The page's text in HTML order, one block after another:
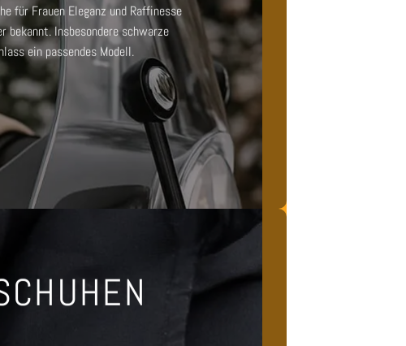
für Frauen Eleganz und Raffinesse
bekannt. Insbesondereschwarze
ein passendes Modell.